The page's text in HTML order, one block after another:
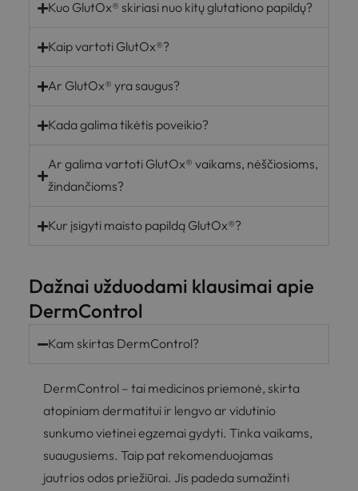
Kuo GlutOx® skiriasi nuo kitų glutationo papildų?
Kaip vartoti GlutOx®?
Ar GlutOx® yra saugus?
Kada galima tikėtis poveikio?
Ar galima vartoti GlutOx® vaikams, nėščiosioms,
žindančioms?
Kur įsigyti maisto papildą GlutOx®?
Dažnai užduodami klausimai apie
DermControl
Kam skirtas DermControl?
DermControl – tai medicinos priemonė, skirta
atopiniam dermatitui ir lengvo ar vidutinio
sunkumo vietinei egzemai gydyti. Tinka vaikams,
suaugusiems. Taip pat rekomenduojamas
jautrios odos priežiūrai. Jis padeda sumažinti